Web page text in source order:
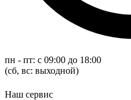
пн - пт: с 09:00 до 18:00
(cб, вс: выходной)
Наш сервис